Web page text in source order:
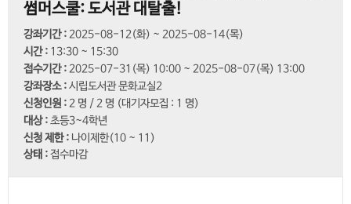
책배달(택배) 서비스
책이음서비스
열람실 좌석현황
사물함이용신청
독서토론실예약
읽는 사람 공모전
동아리 마당
칭찬합시다
자주하는질문(FAQ)
도서 기증
추천 도서 게시판
포토갤러리
나의문화행사
회원정보변경
회원탈퇴
연혁및조직
찾아오시는길
썸머스쿨: 도서관 대탈출!
강좌기간 : 2025-08-12(화) ~ 2025-08-14(목)
시간 : 13:30 ~ 15:30
접수기간 : 2025-07-31(목) 10:00 ~ 2025-08-07(목) 13:00
강좌장소 : 시립도서관 문화교실2
신청인원 : 2 명 / 2 명 (대기자모집 : 1 명)
대상 : 초등3~4학년
신청 제한 : 나이제한(10 ~ 11)
상태 : 접수마감